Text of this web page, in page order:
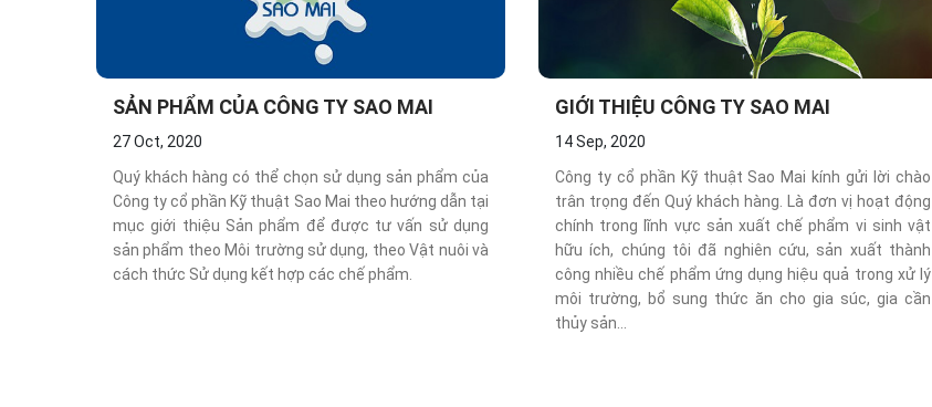
SẢN PHẨM CỦA CÔNG TY SAO MAI
27 Oct, 2020
Quý khách hàng có thể chọn sử dụng sản phẩm của
Công ty cổ phần Kỹ thuật Sao Mai theo hướng dẫn tại
mục giới thiệu Sản phẩm để được tư vấn sử dụng
sản phẩm theo Môi trường sử dụng, theo Vật nuôi và
cách thức Sử dụng kết hợp các chế phẩm.
GIỚI THIỆU CÔNG TY SAO MAI
14 Sep, 2020
Công ty cổ phần Kỹ thuật Sao Mai kính gửi lời chào
trân trọng đến Quý khách hàng. Là đơn vị hoạt động
chính trong lĩnh vực sản xuất chế phẩm vi sinh vật
hữu ích, chúng tôi đã nghiên cứu, sản xuất thành
công nhiều chế phẩm ứng dụng hiệu quả trong xử lý
môi trường, bổ sung thức ăn cho gia súc, gia cần
thủy sản…